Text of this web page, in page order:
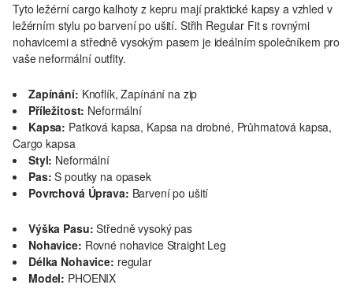
Tyto ležérní cargo kalhoty z kepru mají praktické kapsy a vzhled v
ležérním stylu po barvení po ušití. Střih Regular Fit s rovnými
nohavicemi a středně vysokým pasem je ideálním společníkem pro
vaše neformální outfity.
Zapínání: Knoflík, Zapínání na zip
Příležitost: Neformální
Kapsa: Patková kapsa, Kapsa na drobné, Průhmatová kapsa,
Cargo kapsa
Styl: Neformální
Pas: S poutky na opasek
Povrchová Úprava: Barvení po ušití
Výška Pasu: Středně vysoký pas
Nohavice: Rovné nohavice Straight Leg
Délka Nohavice: regular
Model: PHOENIX